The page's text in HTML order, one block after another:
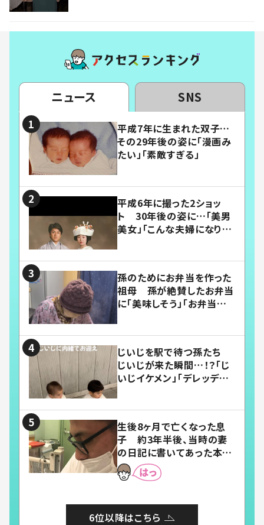
ニュース SNS
平成7年に生まれた双子…
その29年後の姿に「漫画み
たい」「素敵すぎる」
平成6年に撮った2ショッ
ト 30年後の姿に…「美男
美女」「こんな夫婦になりた
孫のためにお弁当を作った
祖母 孫が絶賛したお弁当
に「美味しそう」「お弁当すご
じいじを駅で待つ孫たち
じいじが来た瞬間…！？「じ
いじイケメン」「デレッデレ」
生後8ヶ月で亡くなった息
子 約3年半後、当時の妻
の日記に書いてあった本音
とは
6位以降はこちら